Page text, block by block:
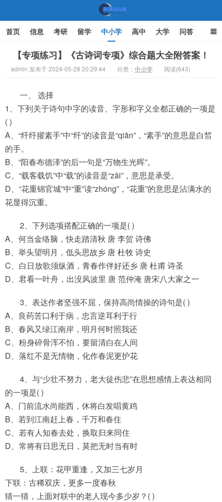
首页 信息 考研 留学 中小学 高中 大学 问答
文化 家庭教育
【专项练习】《古诗词专项》综合题大全附答案！
admin 发布于 2024-05-28 20:29:44 分类： 中小学 阅读(643)
一、 选择
1、下列关于诗句中字的读音、字形和字义全都正确的一项是
( )
A、“纤纤擢素手”中“纤”的读音是“qiān”，“素手”的意思是白皙
的手。
B、“阳春布德泽”的后一句是“万物生光晖”。
C、“载客载饥”中“载”的读音是“zǎi”，意思是承受。
D、“花重锦官城”中“重”读“zhóng”，“花重”的意思是沾满水的
花显得沉重。
2、下列选项搭配正确的一项是( )
A、何当金络脑，快走踏清秋 唐 李贺 诗佛
B、举头望明月，低头思故乡 唐 杜牧 诗史
C、白日放歌须纵酒，青春作伴好还乡 唐 杜甫 诗圣
D、君看一叶舟，出没风波里 唐 范仲淹 唐宋八大家之一
3、表达作者坚强不屈，保持高尚情操的诗句是( )
A、良药苦口利于病，忠言逆耳利于行
B、春风又绿江南岸，明月何时照我还
C、粉身碎骨浑不怕，要留清白在人间
D、落红不是无情物，化作春泥更护花
4、与“少壮不努力，老大徒伤悲”在思想感情上表达相同
的一项是( )
A、门前流水尚能西，休将白发唱黄鸡
B、若到江南赶上春，千万和春住
C、若有人知春去处，换取归来同住
D、常将有日思无日，莫把无时当有时
5、上联：花甲重逢，又加三七岁月
下联：古稀双庆，更多一度春秋
猜一猜，上面对联中的老人现今多少岁？( )